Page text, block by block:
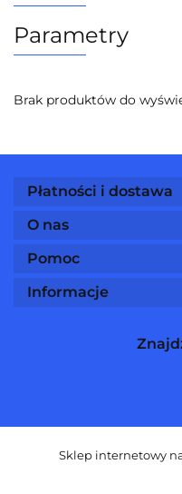
Parametry
Brak produktów do
Płatności i dostawa
O nas
Pomoc
Informacje
Sklep internetowy